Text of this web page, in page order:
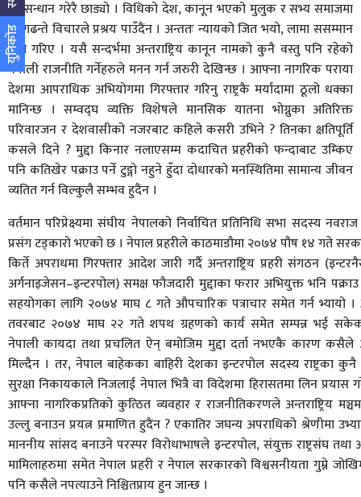
युनिकोड
अनुसन्धान गरेरै छाड्यो । विधिको देश, कानून भएको मुलुक र सभ्य समाजमा
मनगढन्ते विचारले प्रश्रय पाउँदैंन । अन्ततः न्यायको जित भयो, लामा ससम्मान
रिहा गरिए । यसै सन्दर्भमा अन्तराष्ट्रिय कानून नामको कुनै वस्तु पनि रहेको
नेपाली राजनीति गर्नेहरुले मनन गर्न जरुरी देखिन्छ । आफ्ना नागरिक पराया
देशमा आपराधिक अभियोगमा गिरफ्तार गरिनु राष्ट्रकै मर्यादामा ठूलो धक्का
मानिन्छ । सम्वद्घ व्यक्ति विशेषले मानसिक यातना भोग्नुका अतिरिक्त
परिवारजन र देशवासीको नजरबाट कहिले कसरी उभिने ? तिनका क्षतिपूर्ति
कसले दिने ? मुद्दा किनार नलाएसम्म कदाचित प्रहरीको फन्दाबाट उम्किए
पनि कतिखेर पक्राउ पर्ने टुङ्गो नहुने हुँदा दोधारको मनस्थितिमा सामान्य जीवन
व्यतित गर्न विल्कुलै सम्भव हुदैंन ।
वर्तमान परिप्रेक्ष्यमा संघीय नेपालको निर्वाचित प्रतिनिधि सभा सदस्य
प्रसंग टड्कारो भएको छ । नेपाल प्रहरीले काठमाडौमा २०७४ पौष १४ गते
किर्ते अपराधमा गिरफ्तार आदेश जारी गर्दै अन्तराष्ट्रिय प्रहरी संगठन
अर्गनाइजेसन–इन्टरपोल) समक्ष फौजदारी मुद्दाका फरार अभियुक्त भनि
सहयोगका लागि २०७४ माघ ८ गते औपचारिक पत्राचार समेत गर्न भ्यायो
तवरबाट २०७४ माघ २२ गते शपथ ग्रहणको कार्य समेत सम्पन्न भई
नेपाली कायदा तथा प्रचलित ऐन् बमोजिम मुद्दा दर्ता नभएकै कारण कसैले
मिल्दैन । तर, नेपाल बाहेकका बाहिरी देशका इन्टरपोल सदस्य राष्ट्रका कुनै
सुरक्षा निकायकाले निजलाई नेपाल भित्रै वा विदेशमा हिरासतमा लिन प्रयास
आफ्ना नागरिकप्रतिको कुत्ठित व्यवहार र राजनीतिकरणले अन्तराष्ट्रिय
उल्लु बनाउन प्रयत्न प्रमाणित हुदैंन ? एकातिर जघन्य अपराधिको श्रेणीमा
माननीय सांसद बनाउने परस्पर विरोधाभाषले इन्टरपोल, संयुक्त राष्ट्रसंघ
मामिलाहरुमा समेत नेपाल प्रहरी र नेपाल सरकारको विश्वसनीयता गुम्ने
पनि कसैले नपत्याउने निश्चितप्राय हुन जान्छ ।